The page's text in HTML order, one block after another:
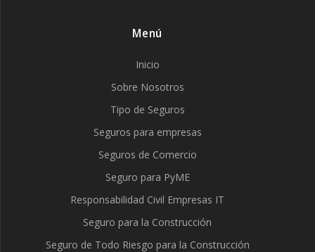
Menú
Inicio
Sobre Nosotros
Tipo de Seguros
Seguros para empresas
Seguros de Comercio
Seguro para PyME
Responsabilidad Civil Empresas IT
Seguro para la Construcción
Seguro de Todo Riesgo para la Construcción